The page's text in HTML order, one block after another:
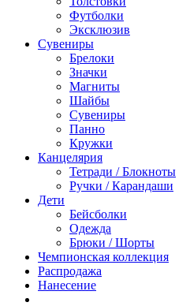
Футболки
Эксклюзив
Сувениры
Брелоки
Значки
Магниты
Шайбы
Сувениры
Панно
Кружки
Канцелярия
Тетради / Блокноты
Ручки / Карандаши
Дети
Бейсболки
Одежда
Брюки / Шорты
Чемпионская коллекция
Распродажа
Нанесение